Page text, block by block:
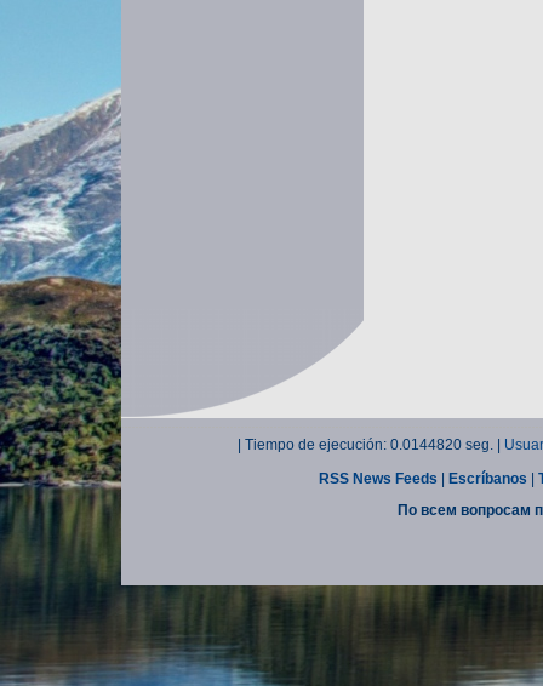
| Tiempo de ejecución: 0.0144820 seg. |
RSS News Feeds
Escríbanos
По всем вопросам